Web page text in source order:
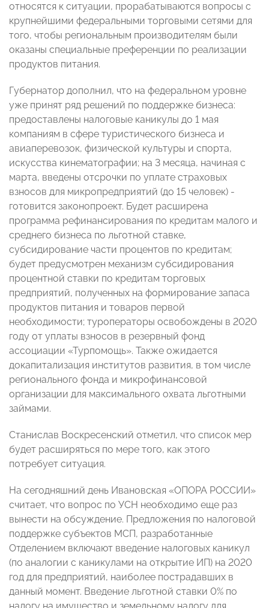
относятся к ситуации, прорабатываются вопросы с
крупнейшими федеральными торговыми сетями для
того, чтобы региональным производителям были
оказаны специальные преференции по реализации
продуктов питания.
Губернатор дополнил, что на федеральном уровне
уже принят ряд решений по поддержке бизнеса:
предоставлены налоговые каникулы до 1 мая
компаниям в сфере туристического бизнеса и
авиаперевозок, физической культуры и спорта,
искусства кинематографии; на 3 месяца, начиная с
марта, введены отсрочки по уплате страховых
взносов для микропредприятий (до 15 человек) -
готовится законопроект. Будет расширена
программа рефинансирования по кредитам малого и
среднего бизнеса по льготной ставке,
субсидирование части процентов по кредитам;
будет предусмотрен механизм субсидирования
процентной ставки по кредитам торговых
предприятий, полученных на формирование запаса
продуктов питания и товаров первой
необходимости; туроператоры освобождены в 2020
году от уплаты взносов в резервный фонд
ассоциации «Турпомощь». Также ожидается
докапитализация институтов развития, в том числе
регионального фонда и микрофинансовой
организации для максимального охвата льготными
займами.
Станислав Воскресенский отметил, что список мер
будет расширяться по мере того, как этого
потребует ситуация.
На сегодняшний день Ивановская «ОПОРА РОССИИ»
считает, что вопрос по УСН необходимо еще раз
вынести на обсуждение. Предложения по налоговой
поддержке субъектов МСП, разработанные
Отделением включают введение налоговых каникул
(по аналогии с каникулами на открытие ИП) на 2020
год для предприятий, наиболее пострадавших в
данный момент. Введение льготной ставки 0% по